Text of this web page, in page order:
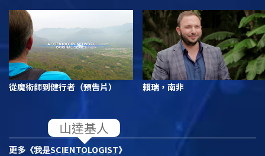
從魔術師到健行者（預告片） 賴瑞，南非
更多 《我是SCIENTOLOGIST》